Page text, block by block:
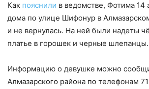
Как пояснили в ведомстве, Фотима 14
дома по улице Шифонур в
и не вернулась. На ней были надеты
платье в горошек и черные шлепанцы.
Информацию о девушке можно
Алмазарского района по телефонам